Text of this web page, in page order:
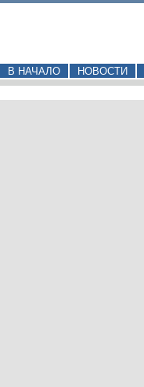
В НАЧАЛО НОВОСТИ